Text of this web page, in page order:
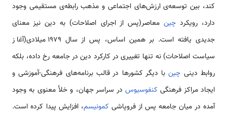
کند، بین توسعه‌­ی ارزش‌­های اجتماعی و مذهب رابطه‌­ی مستقیمی وجود
دارد، رویکردچین معاصر(پس از اجرای اصلاحات) به دین نیز معنای
جدیدی یافته است. بر همین اساس، پس از سال 1979 میلادی(آغاز
سیاست اصلاحات) نه تنها تغییری در کارکرد دین در جامعه رخ داده، بلکه
روابط دینی چینبا دیگر کشورها در قالب برنامه‌­­های فرهنگی-آموزشی و
ایجاد مراکز فرهنگی کنفوسیوس در سراسر جهان، و خلأ معنوی به وجود
آمده در میان جامعه پس از فروپاشی کمونیسم، افزایش پیدا کرده است.